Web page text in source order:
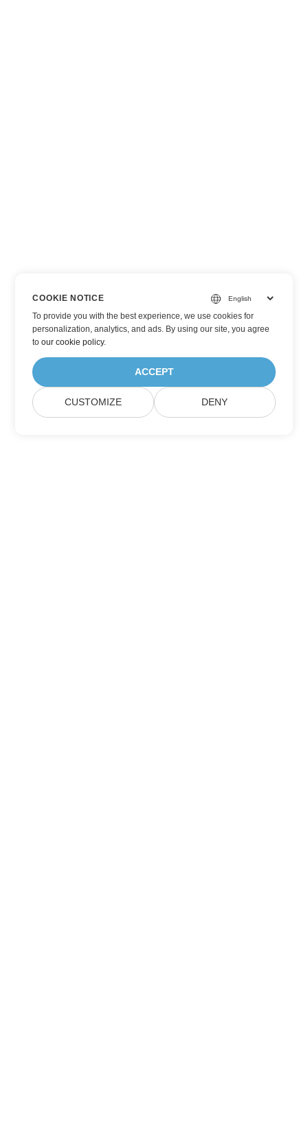
COOKIE NOTICE
To provide you with the best experience, we use cookies for
personalization, analytics, and ads. By using our site, you agree
toour cookie policy.
ACCEPT
CUSTOMIZE DENY